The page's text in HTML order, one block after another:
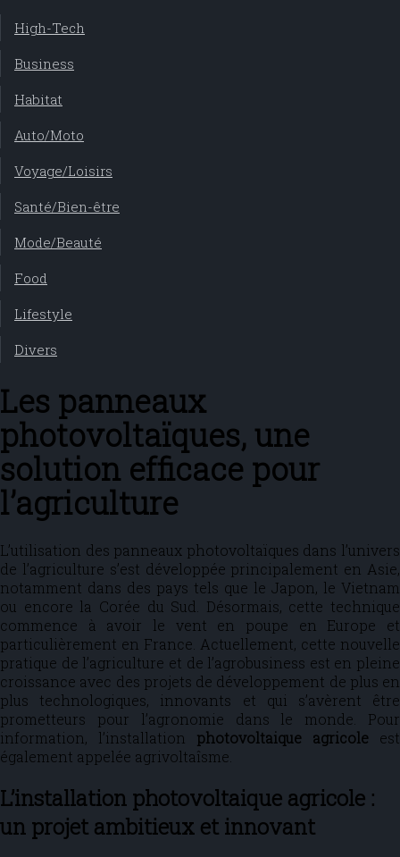
High-Tech
Business
Habitat
Auto/Moto
Voyage/Loisirs
Santé/Bien-être
Mode/Beauté
Food
Lifestyle
Divers
Les panneaux
photovoltaïques, une
solution efficace pour
l’agriculture
L’utilisation des panneaux photovoltaïques dans l’univers
de l’agriculture s’est développée principalement en Asie,
notamment dans des pays tels que le Japon, le Vietnam
ou encore la Corée du Sud. Désormais, cette technique
commence à avoir le vent en poupe en Europe et
particulièrement en France. Actuellement, cette nouvelle
pratique de l’agriculture et de l’agrobusiness est en pleine
croissance avec des projets de développement de plus en
plus technologiques, innovants et qui s’avèrent être
prometteurs pour l’agronomie dans le monde. Pour
information, l’installation photovoltaique agricole est
également appelée agrivoltaîsme.
L’installation photovoltaique agricole :
un projet ambitieux et innovant